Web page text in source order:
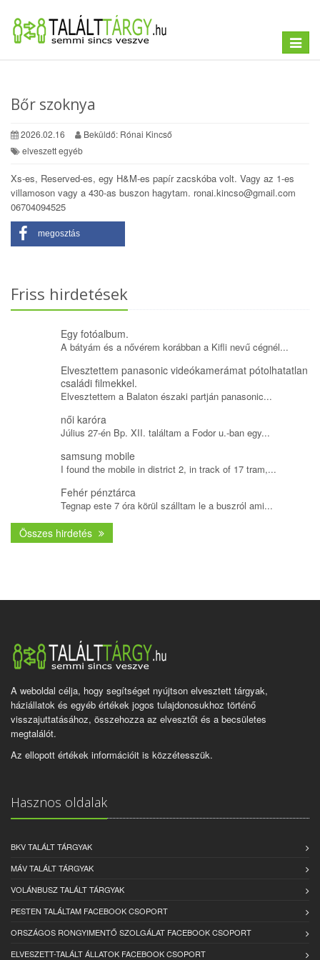
Toggle
Bőr szoknya
2026.02.16
Beküldő: Rónai Kincső
elveszett egyéb
Xs-es, Reserved-es, egy H&M-es papír zacskóba volt. Vagy az 1-es
villamoson vagy a 430-as buszon hagytam. ronai.kincso@gmail.com
06704094525
megosztás
Friss hirdetések
Egy fotóalbum.
A bátyám és a nővérem korábban a Kifli nevű cégnél...
Elvesztettem panasonic videókamerámat pótolhatatlan
családi filmekkel.
Elvesztettem a Balaton északi partján panasonic...
női karóra
Július 27-én Bp. XII. találtam a Fodor u.-ban egy...
samsung mobile
I found the mobile in district 2, in track of 17 tram,...
Fehér pénztárca
Tegnap este 7 óra körül szálltam le a buszról ami...
Összes hirdetés
A weboldal célja, hogy segítséget nyújtson elvesztett tárgyak,
háziállatok és egyéb értékek jogos tulajdonosukhoz történő
visszajuttatásához, összehozza az elvesztőt és a becsületes
megtalálót.
Az ellopott értékek információit is közzétesszük.
Hasznos oldalak
BKV TALÁLT TÁRGYAK
MÁV TALÁLT TÁRGYAK
VOLÁNBUSZ TALÁLT TÁRGYAK
PESTEN TALÁLTAM FACEBOOK CSOPORT
ORSZÁGOS RONGYIMENTŐ SZOLGÁLAT FACEBOOK CSOPORT
ELVESZETT-TALÁLT ÁLLATOK FACEBOOK CSOPORT